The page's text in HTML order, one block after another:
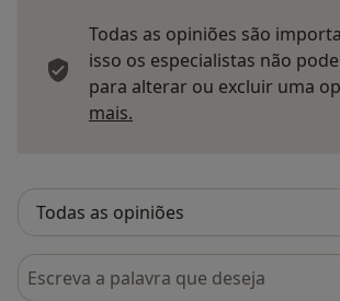
Todas as opiniões são
isso os especialistas não
para alterar ou excluir uma
mais.
Pesquisar em opiniões